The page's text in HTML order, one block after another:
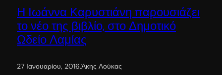
Η Ιωάννα Καρυστιάνη παρουσιάζει
το νέο της βιβλίο, στο Δημοτικό
Ωδείο Λαμίας
27 Ιανουαρίου, 2016.Άκης Λούκας